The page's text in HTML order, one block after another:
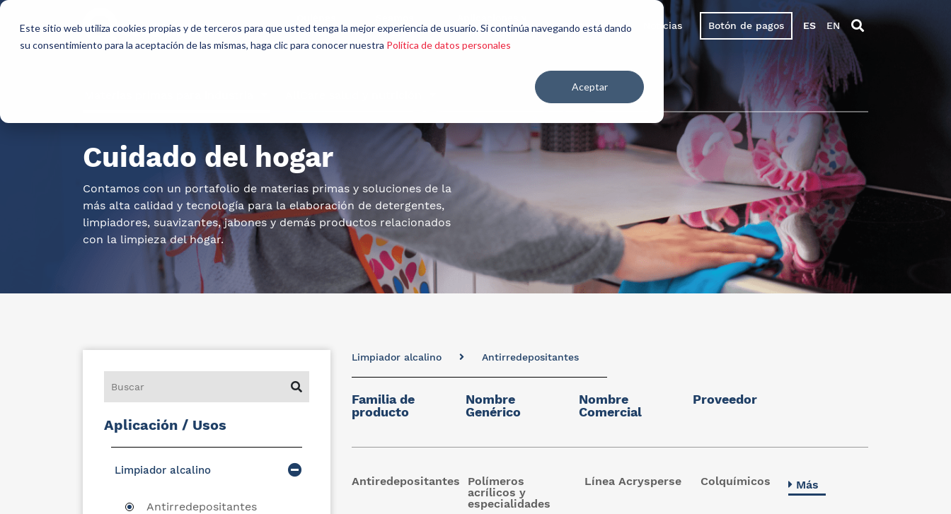
Este sitio web utiliza cookies propias y de terceros para que usted tenga la mejor experiencia de usuario. Si continúa navegando está dando
su consentimiento para la aceptación de las mismas, haga clic para conocer nuestra Política de datos personales
Aceptar
somos
aliados
mercados
Contáctenos Noticias Botón de pagos ES EN
Cuidado del hogar
Contamos con un portafolio de materias primas y soluciones de la
más alta calidad y tecnología para la elaboración de detergentes,
limpiadores, suavizantes, jabones y demás productos relacionados
con la limpieza del hogar.
Aplicación / Usos
Limpiador alcalino
Antirredepositantes
Limpiador alcalino Antirredepositantes
Familia de
producto
Nombre
Genérico
Nombre
Comercial
Proveedor
Antiredepositantes
Polímeros
acrílicos y
especialidades
Línea Acrysperse Colquímicos Más